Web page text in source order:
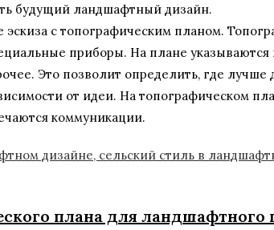
будущий ландшафтный дизайн.
с топографическим планом.
приборы. На плане
Это позволит определить, где лучше
от идеи. На топографическом
коммуникации.
плана для ландшафтного